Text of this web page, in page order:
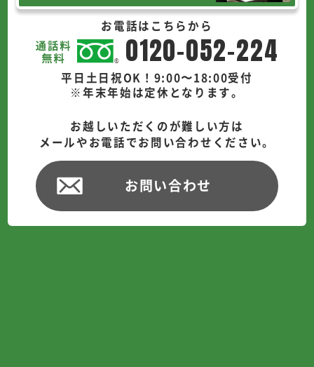
お電話はこちらから
0120-052-224
平日土日祝OK！9:00〜18:00受付
※年末年始は定休となります。
お越しいただくのが難しい方は
メールやお電話でお問い合わせください。
お問い合わせ